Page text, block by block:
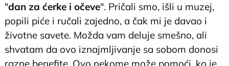
"dan za ćerke i očeve". Pričali smo, išli u muzej,
popili piće i ručali zajedno, a čak mi je davao i
životne savete. Možda vam deluje smešno, ali
shvatam da ovo iznajmljivanje sa sobom donosi